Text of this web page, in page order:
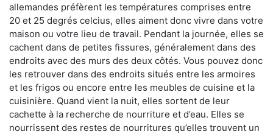
allemandes préfèrent les températures comprises entre
20 et 25 degrés celcius, elles aiment donc vivre dans votre
maison ou votre lieu de travail. Pendant la journée, elles se
cachent dans de petites fissures, généralement dans des
endroits avec des murs des deux côtés. Vous pouvez donc
les retrouver dans des endroits situés entre les armoires
et les frigos ou encore entre les meubles de cuisine et la
cuisinière. Quand vient la nuit, elles sortent de leur
cachette à la recherche de nourriture et d’eau. Elles se
nourrissent des restes de nourritures qu’elles trouvent un